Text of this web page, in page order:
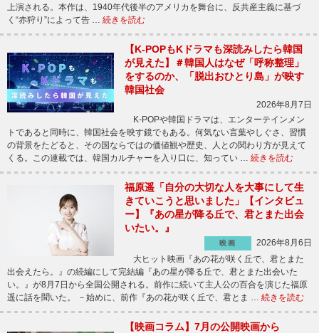
上演される。本作は、1940年代後半のアメリカを舞台に、反共産主義に基づ
く“赤狩り”によって告 … 続きを読む
【K-POPもKドラマも深読みしたら韓国
が見えた】＃韓国人はなぜ「呼称整理」
をするのか、「脱出おひとり島」が映す
韓国社会
2026年8月7日
K-POPや韓国ドラマは、エンターテインメン
トであると同時に、韓国社会を映す鏡でもある。何気ない言葉やしぐさ、習慣
の背景をたどると、その国ならではの価値観や歴史、人との関わり方が見えて
くる。この連載では、韓国カルチャーを入り口に、知ってい … 続きを読む
福原遥「自分の大切な人を大事にして生
きていこうと思いました」【インタビュ
ー】『あの星が降る丘で、君とまた出会
いたい。』
映画
2026年8月6日
大ヒット映画『あの花が咲く丘で、君とまた
出会えたら。』の続編にして完結編『あの星が降る丘で、君とまた出会いた
い。』が8月7日から全国公開される。前作に続いて主人公の百合を演じた福原
遥に話を聞いた。 －始めに、前作『あの花が咲く丘で、君とま … 続きを読む
【映画コラム】7月の公開映画から